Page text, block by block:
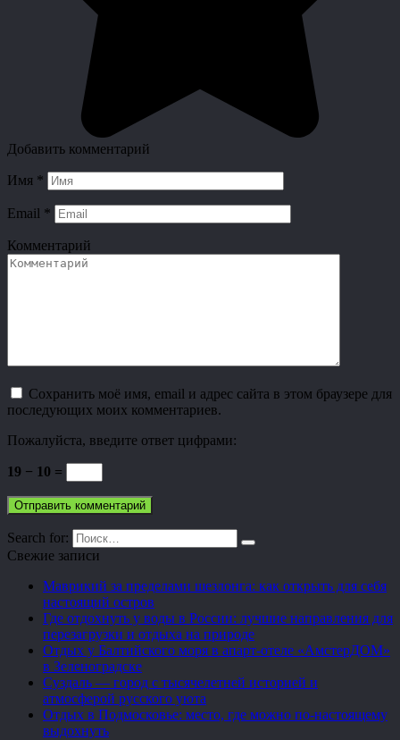
Добавить комментарий
Имя *
Email *
Комментарий
Сохранить моё имя, email и адрес сайта в этом браузере для
последующих моих комментариев.
Пожалуйста, введите ответ цифрами:
19 − 10 =
Search for:
Свежие записи
Маврикий за пределами шезлонга: как открыть для себя
настоящий остров
Где отдохнуть у воды в России: лучшие направления для
перезагрузки и отдыха на природе
Отдых у Балтийского моря в апарт-отеле «АмстерДОМ»
в Зеленоградске
Суздаль — город с тысячелетней историей и
атмосферой русского уюта
Отдых в Подмосковье: место, где можно по-настоящему
выдохнуть